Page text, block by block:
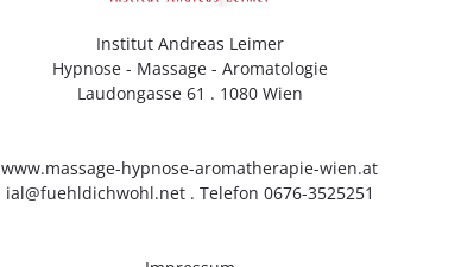
Institut Andreas Leimer
Hypnose - Massage - Aromatologie
Laudongasse 61 . 1080 Wien
www.massage-hypnose-aromatherapie-wien.at
ial@fuehldichwohl.net. Telefon 0676-3525251